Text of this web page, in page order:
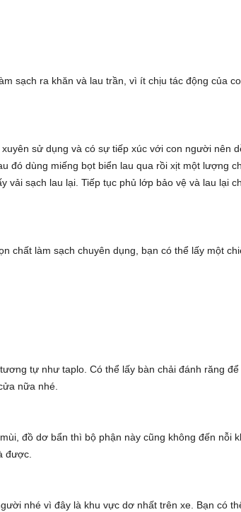
sạch ra khăn và lau trần, vì ít chịu tác động của
sử dụng và có sự tiếp xúc với con người nên
đó dùng miếng bọt biển lau qua rồi xịt một lượng
vải sạch lau lại. Tiếp tục phủ lớp bảo vệ và lau lại
chất làm sạch chuyên dụng, bạn có thể lấy một
tự như taplo. Có thể lấy bàn chải đánh răng để
nữa nhé.
đồ dơ bẩn thì bộ phận này cũng không đến nỗi
được.
nhé vì đây là khu vực dơ nhất trên xe. Bạn có